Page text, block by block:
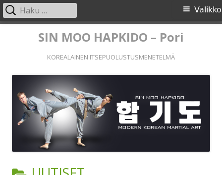
SIN MOO HAPKIDO – Pori
KOREALAINEN ITSEPUOLUSTUSMENETELMÄ
Ensisijainen
valikko
Valikko
Haku: